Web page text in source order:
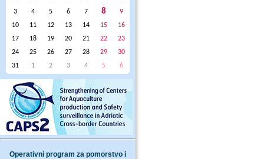
3
4 5 6 7 8
9
10
11 12 13 14 15
16
17
18 19 20 21 22
23
24
25 26 27 28 29
30
31
1 2 3 4 5 6
Operativni program za pomorstvo i